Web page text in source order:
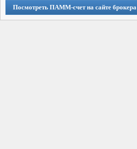
Посмотреть ПАММ-счет на сайте брокера